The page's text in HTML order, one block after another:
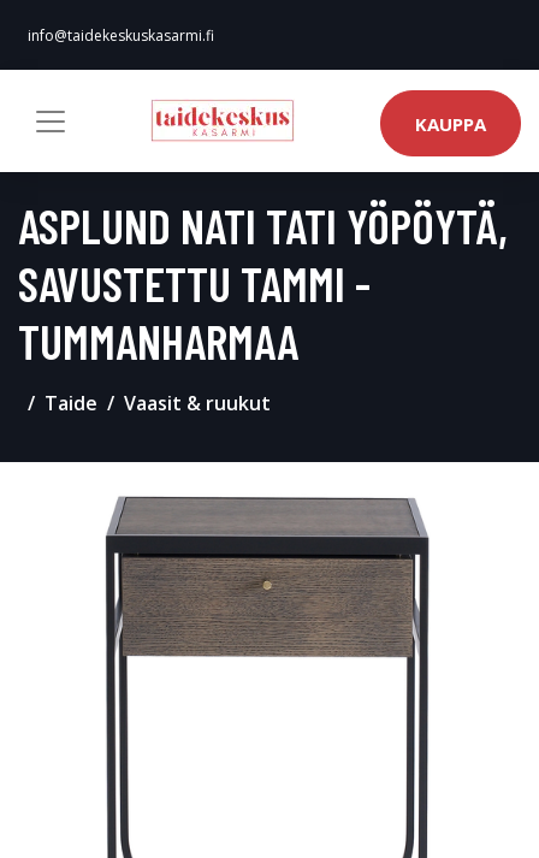
info@taidekeskuskasarmi.fi
KAUPPA
ASPLUND NATI TATI YÖPÖYTÄ,
SAVUSTETTU TAMMI -
TUMMANHARMAA
Taide Vaasit & ruukut